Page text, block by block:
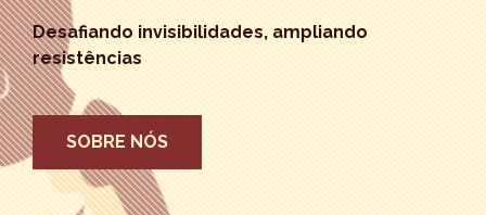
Desafiando invisibilidades, ampliando
resistências
SOBRE NÓS